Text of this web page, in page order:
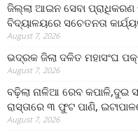
ଜିଲ୍ଲା ଆଇନ ସେବା
ବିଦ୍ୟାଳୟରେ ସଚେତନତା
August 7, 2026
ଭଦ୍ରକ ଜିଲା ଦଳିତ ମହାସଂଘ
August 7, 2026
ବଢ଼ିଲା ନାଳିଆ ରେବ କପାଳି,ଦୁଇ
ରାସ୍ତାରେ ୩ ଫୁଟ ପାଣି,
August 7, 2026